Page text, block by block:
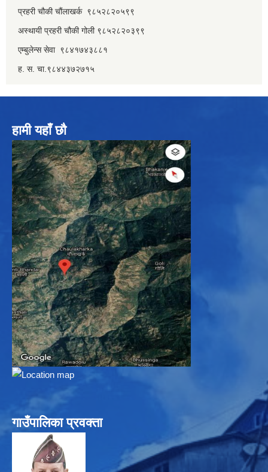
प्रहरी चौकी चौंलाखर्क ९८५२८२०५९९
अस्थायी प्रहरी चौकी गोली ९८५२८२०३९९
एम्बुलेन्स सेवा ९८४१७४३८८१
ह. स. चा.९८४४३७२७१५
हामी यहाँ छौ
गाउँपालिका प्रवक्ता